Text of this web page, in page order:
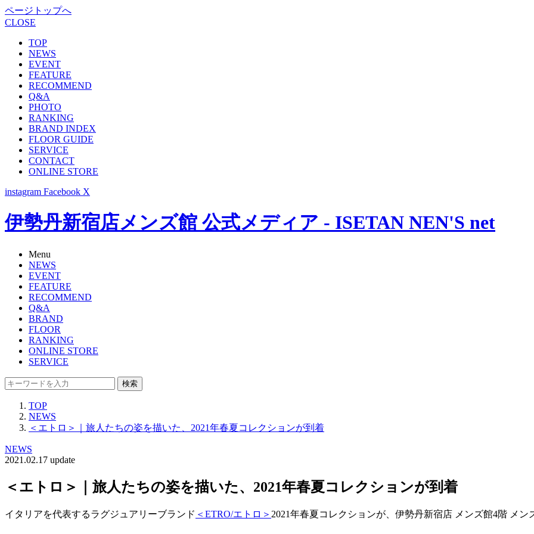
ページトップへ
CLOSE
TOP
NEWS
EVENT
FEATURE
RECOMMEND
Q&A
PHOTO
RANKING
BRAND INDEX
FLOOR GUIDE
SERVICE
CONTACT
ONLINE STORE
instagram Facebook X
伊勢丹新宿店メンズ館 公式メディア - ISETAN NEN'S net
Menu
NEWS
EVENT
FEATURE
RECOMMEND
Q&A
BRAND
FLOOR
RANKING
ONLINE STORE
SERVICE
検索
TOP
NEWS
＜エトロ＞｜旅人たちの姿を描いた、2021年春夏コレクションが到着
NEWS
2021.02.17 update
＜エトロ＞｜旅人たちの姿を描いた、2021年春夏コレクションが到着
イタリアを代表するラグジュアリーブランド ＜ETRO/エトロ＞ 2021年春夏コレクションが、伊勢丹新宿店 メンズ館4階 メン